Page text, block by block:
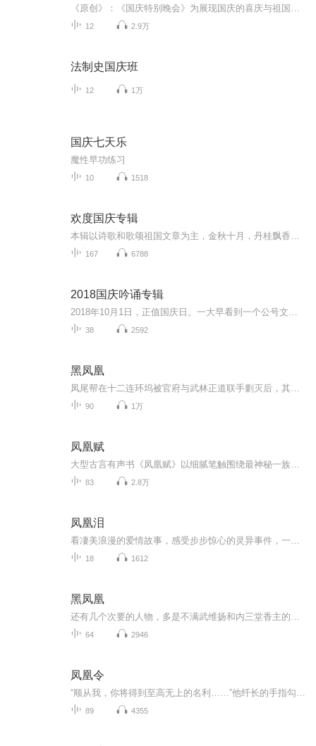
12 2.9万
法制史国庆班
12 1万
国庆七天乐
魔性早功练习
10 1518
欢度国庆专辑
167 6788
2018国庆吟诵专辑
38 2592
黑凤凰
90 1万
凤凰赋
83 2.8万
凤凰泪
18 1612
黑凤凰
64 2946
凤凰令
89 4355